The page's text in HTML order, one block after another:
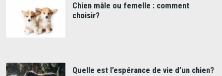
Chien mâle ou femelle : comment
choisir?
Quelle est l’espérance de vie d’un chien?